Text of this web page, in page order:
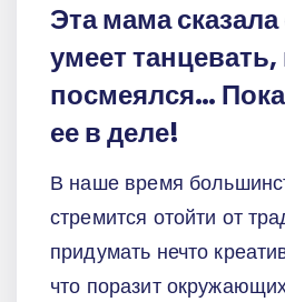
Эта мама
умеет
посмеялся…
ее в деле!
В наше время
стремится отойти от
придумать нечто
что поразит